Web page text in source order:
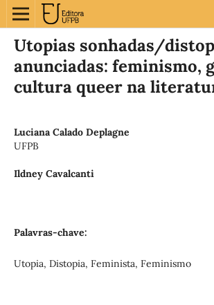
Utopias sonhadas/
anunciadas: feminismo,
cultura queer na
Luciana Calado Deplagne
UFPB
Ildney Cavalcanti
Palavras-chave:
Utopia, Distopia, Feminista, Feminismo